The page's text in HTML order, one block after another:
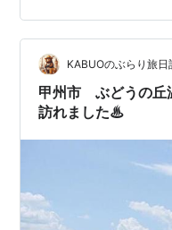
パー銭湯です。 本日
旦休憩。 朝からこち
ました。 こちらがフロ
KABUOのぶらり旅日
甲州市 ぶどうの丘
訪れました♨